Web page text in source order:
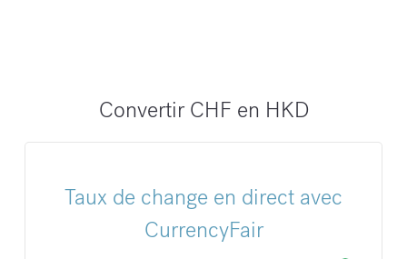
Convertir CHF en HKD
Taux de change en direct avec
CurrencyFair